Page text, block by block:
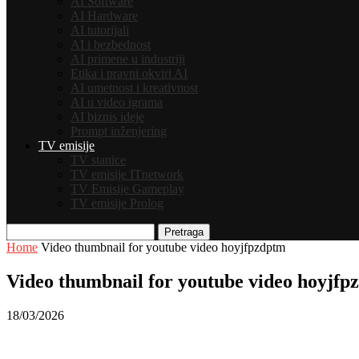
AI Hardware
AI tutorijali
AI i bezbednost
AI primene u industriji
Etika i pravni okviri AI
AI umetnost i kreativnost
AI u video igrama
AI biznis ideje
Prompt inženjering
TV emisije
TV stanice
TV emisije ITnetwork
TV Emisije Gameplay
TV emisije Prolog
Pretraga
Home Video thumbnail for youtube video hoyjfpzdptm
Video thumbnail for youtube video
18/03/2026